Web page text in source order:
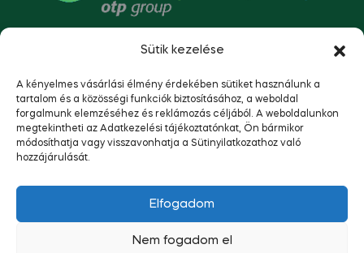
Sütik kezelése
A kényelmes vásárlási élmény érdekében sütiket használunk a
tartalom és a közösségi funkciók biztosításához, a weboldal
forgalmunk elemzéséhez és reklámozás céljából. A weboldalunkon
megtekintheti az Adatkezelési tájékoztatónkat, Ön bármikor
módosíthatja vagy visszavonhatja a Sütinyilatkozathoz való
hozzájárulását.
Elfogadom
Nem fogadom el
Napsütötte Tolna.
fenntartva.